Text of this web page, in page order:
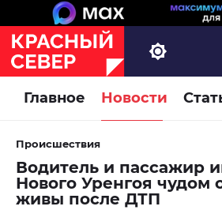
Главное Новости
Происшествия
Водитель и пассажир
Нового Уренгоя чудом
живы после ДТП